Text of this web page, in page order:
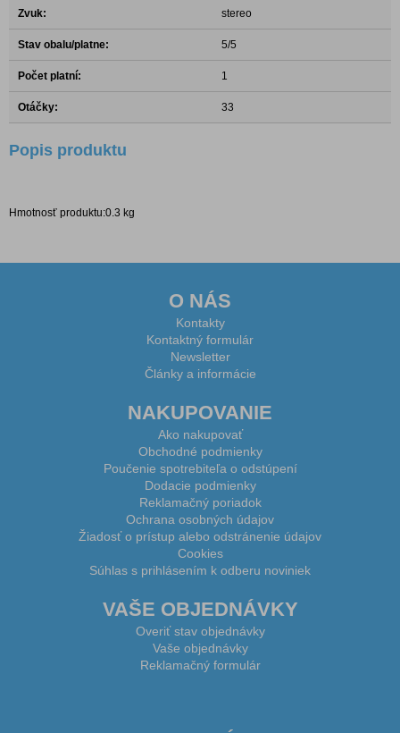
Zvuk: stereo
Stav obalu/platne: 5/5
Počet platní: 1
Otáčky: 33
Popis produktu
Hmotnosť produktu:0.3 kg
O NÁS
Kontakty
Kontaktný formulár
Newsletter
Články a informácie
NAKUPOVANIE
Ako nakupovať
Obchodné podmienky
Poučenie spotrebiteľa o odstúpení
Dodacie podmienky
Reklamačný poriadok
Ochrana osobných údajov
Žiadosť o prístup alebo odstránenie údajov
Cookies
Súhlas s prihlásením k odberu noviniek
VAŠE OBJEDNÁVKY
Overiť stav objednávky
Vaše objednávky
Reklamačný formulár